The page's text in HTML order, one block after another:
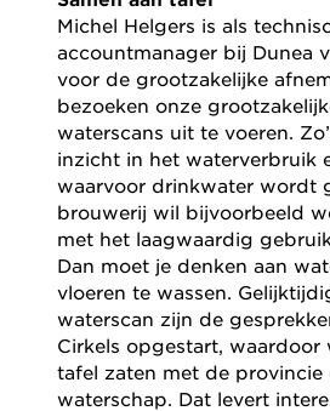
Michel Helgers is als
accountmanager bij Dunea
voor de grootzakelijke
bezoeken onze
waterscans uit te voeren.
inzicht in het waterverbruik
waarvoor drinkwater wordt
brouwerij wil bijvoorbeeld
met het laagwaardig
Dan moet je denken aan
vloeren te wassen.
waterscan zijn de
Cirkels opgestart, waardoor
tafel zaten met de provincie
waterschap. Dat levert